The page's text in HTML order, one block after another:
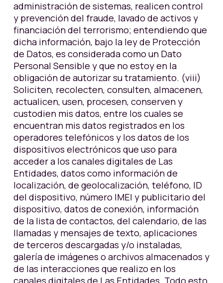
administración de sistemas, realicen control
y prevención del fraude, lavado de activos y
financiación del terrorismo; entendiendo que
dicha información, bajo la ley de Protección
de Datos, es considerada como un Dato
Personal Sensible y que no estoy en la
obligación de autorizar su tratamiento. (viii)
Soliciten, recolecten, consulten, almacenen,
actualicen, usen, procesen, conserven y
custodien mis datos, entre los cuales se
encuentran mis datos registrados en los
operadores telefónicos y los datos de los
dispositivos electrónicos que uso para
acceder a los canales digitales de Las
Entidades, datos como información de
localización, de geolocalización, teléfono, ID
del dispositivo, número IMEI y publicitario del
dispositivo, datos de conexión, información
de la lista de contactos, del calendario, de las
llamadas y mensajes de texto, aplicaciones
de terceros descargadas y/o instaladas,
galería de imágenes o archivos almacenados y
de las interacciones que realizo en los
canales digitales de Las Entidades. Todo esto